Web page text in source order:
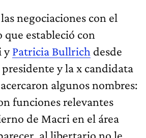
negociaciones con el
que estableció con
yPatricia Bullrich desde
y la x candidata
algunos nombres:
funciones relevantes
de Macri en el área
al libertario no le